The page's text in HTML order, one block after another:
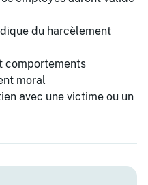
du harcèlement
comportements
moral
avec une victime ou un